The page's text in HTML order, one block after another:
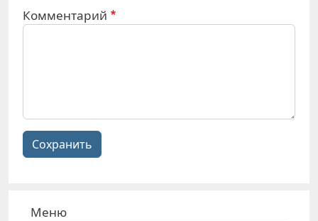
Комментарий
Сохранить
Меню